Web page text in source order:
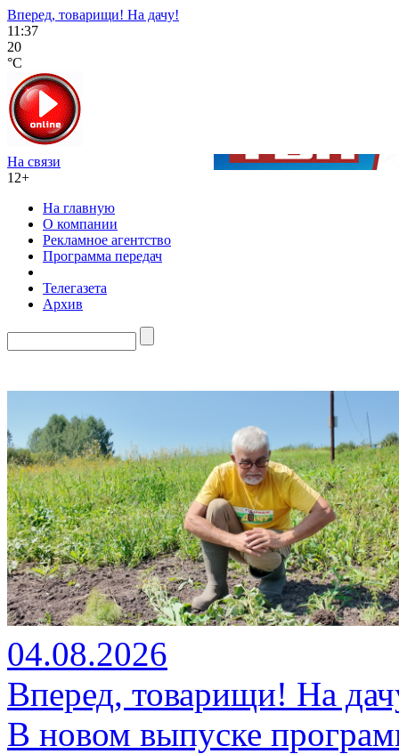
Вперед, товарищи! На дачу!
11:37
20
°C
На связи
12+
На главную
О компании
Рекламное агентство
Программа передач
Телегазета
Архив
04.08.2026
Вперед, товарищи! На
В новом выпуске